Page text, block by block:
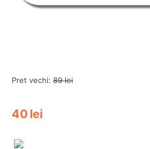
Pret vechi: 89 lei
40 lei